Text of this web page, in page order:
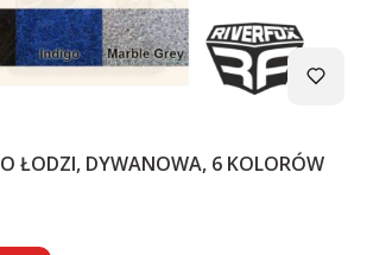
ŁODZI, DYWANOWA, 6 KOLORÓW